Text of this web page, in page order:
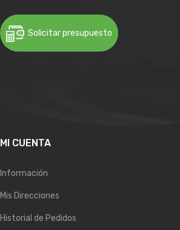
Solicitar presupuesto
MI CUENTA
Información
Mis Direcciones
Historial de Pedidos